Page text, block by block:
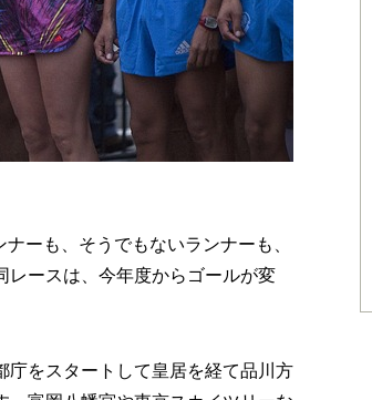
ーも、そうでもないランナーも、
レースは、今年度からゴールが変
庁をスタートして皇居を経て品川方